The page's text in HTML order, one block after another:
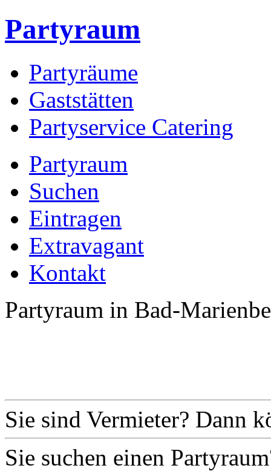
Partyraum
Partyräume
Gaststätten
Partyservice Catering
Partyraum
Suchen
Eintragen
Extravagant
Kontakt
Partyraum in Bad-
Sie sind Vermieter? Dann
Sie suchen einen